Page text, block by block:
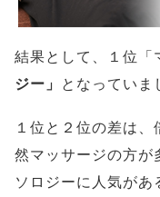
結果として、１位「
ジー」
となっていま
１位と２位の差は
然マッサージの方が
ソロジーに人気があ